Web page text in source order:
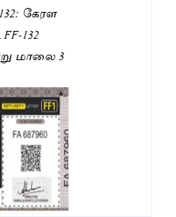
132: கேரள
132
மாலை 3